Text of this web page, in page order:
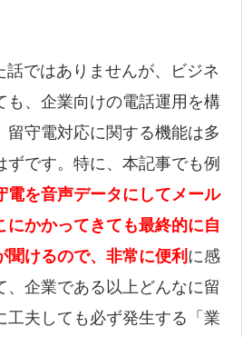
話ではありませんが、ビジネ
も、企業向けの電話運用を構
留守電対応に関する機能は多
ずです。特に、本記事でも例
電を音声データにしてメール
にかかってきても最終的に自
けるので、非常に便利 に感
、企業である以上どんなに留
工夫しても必ず発生する「業